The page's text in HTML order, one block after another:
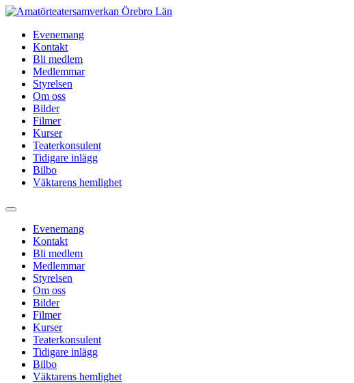
Hoppa
innehållEvenemang
Kontakt
Bli medlem
Medlemmar
Styrelsen
Om oss
Bilder
Filmer
Kurser
Teaterkonsulent
Tidigare inlägg
Bilbo
Väktarens hemlighet
Evenemang
Kontakt
Bli medlem
Medlemmar
Styrelsen
Om oss
Bilder
Filmer
Kurser
Teaterkonsulent
Tidigare inlägg
Bilbo
Väktarens hemlighet